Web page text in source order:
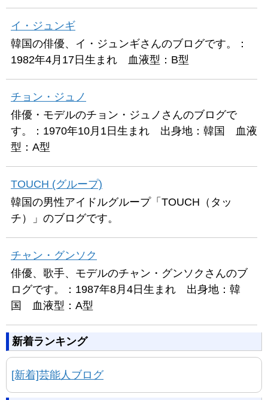
イ・ジュンギ
韓国の俳優、イ・ジュンギさんのブログです。：
1982年4月17日生まれ 血液型：B型
チョン・ジュノ
俳優・モデルのチョン・ジュノさんのブログで
す。：1970年10月1日生まれ 出身地：韓国 血液
型：A型
TOUCH (グループ)
韓国の男性アイドルグループ「TOUCH（タッ
チ）」のブログです。
チャン・グンソク
俳優、歌手、モデルのチャン・グンソクさんのブ
ログです。：1987年8月4日生まれ 出身地：韓
国 血液型：A型
新着ランキング
[新着]芸能人ブログ